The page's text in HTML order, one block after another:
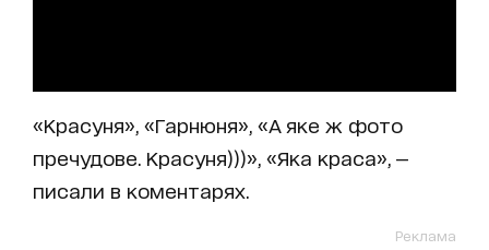
«Красуня», «Гарнюня», «А яке ж фото
пречудове. Красуня)))», «Яка краса», —
писали в коментарях.
Реклама